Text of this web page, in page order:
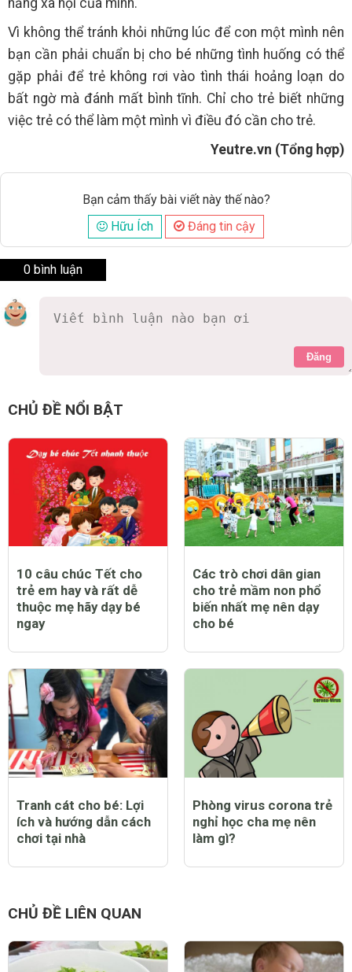
Vì không thể tránh khỏi những lúc để con một mình nên
bạn cần phải chuẩn bị cho bé những tình huống có thể
gặp phải để trẻ không rơi vào tình thái hoảng loạn do
bất ngờ mà đánh mất bình tĩnh. Chỉ cho trẻ biết những
việc trẻ có thể làm một mình vì điều đó cần cho trẻ.
Yeutre.vn (Tổng hợp)
Bạn cảm thấy bài viết này thế nào?
Hữu Ích
Đáng tin cậy
0 bình luận
Đăng
CHỦ ĐỀ NỔI BẬT
10 câu chúc Tết cho
trẻ em hay và rất dễ
thuộc mẹ hãy dạy bé
ngay
Các trò chơi dân gian
cho trẻ mầm non phổ
biến nhất mẹ nên dạy
cho bé
Tranh cát cho bé: Lợi
ích và hướng dẫn cách
chơi tại nhà
Phòng virus corona trẻ
nghỉ học cha mẹ nên
làm gì?
CHỦ ĐỀ LIÊN QUAN